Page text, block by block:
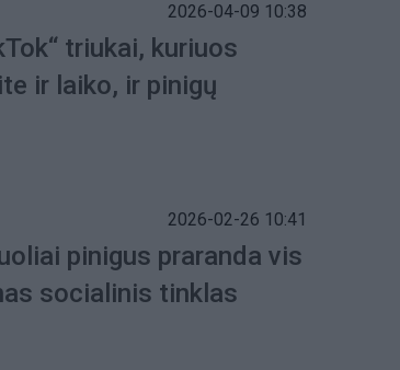
2026-04-09 10:38
triukai, kuriuos
ir laiko, ir pinigų
2026-02-26 10:41
pinigus praranda vis
socialinis tinklas